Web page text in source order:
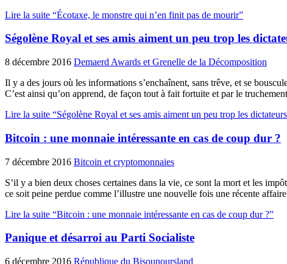
Lire la suite “Écotaxe, le monstre qui n’en finit pas de mourir”
Ségolène Royal et ses amis aiment un peu trop les
8 décembre 2016 Demaerd Awards et Grenelle de la Décomposition
Il y a des jours où les informations s’enchaînent, sans trêve, et se
C’est ainsi qu’on apprend, de façon tout à fait fortuite et par le
Lire la suite “Ségolène Royal et ses amis aiment un peu trop les
Bitcoin : une monnaie intéressante en cas de coup dur ?
7 décembre 2016 Bitcoin et cryptomonnaies
S’il y a bien deux choses certaines dans la vie, ce sont la mort et les
ce soit peine perdue comme l’illustre une nouvelle fois une récente
Lire la suite “Bitcoin : une monnaie intéressante en cas de coup dur ?”
Panique et désarroi au Parti Socialiste
6 décembre 2016 République du Bisounoursland